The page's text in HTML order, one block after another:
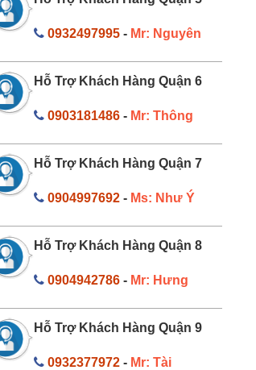
0932497995 - Mr: Nguyên
Hỗ Trợ Khách Hàng Quận 6
0903181486 - Mr: Thông
Hỗ Trợ Khách Hàng Quận 7
0904997692 - Ms: Như Ý
Hỗ Trợ Khách Hàng Quận 8
0904942786 - Mr: Hưng
Hỗ Trợ Khách Hàng Quận 9
0932377972 - Mr: Tài